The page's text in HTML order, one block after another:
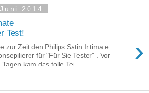
2014
Test!
›
zur Zeit den Philips Satin Intimate
für "Für Sie Tester" . Vor
kam das tolle Tei...